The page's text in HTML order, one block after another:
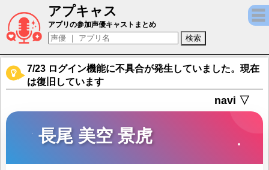
アプキャス
長尾 美空 景虎（声優：春乃いろは)【戦国†
アプリの参加声優キャストまとめ
7/23 ログイン機能に不具合が発生していました。現在
は復旧しています
navi ▽
長尾 美空 景虎